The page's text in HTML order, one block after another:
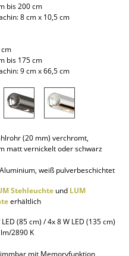
bis 200 cm
8 cm x 10,5 cm
cm
bis 175 cm
9 cm x 66,5 cm
(20 mm) verchromt,
matt vernickelt oder schwarz
weiß pulverbeschichtet
Stehleuchte und LUM
erhältlich
(85 cm) / 4x 8 W LED (135 cm)
2890 K